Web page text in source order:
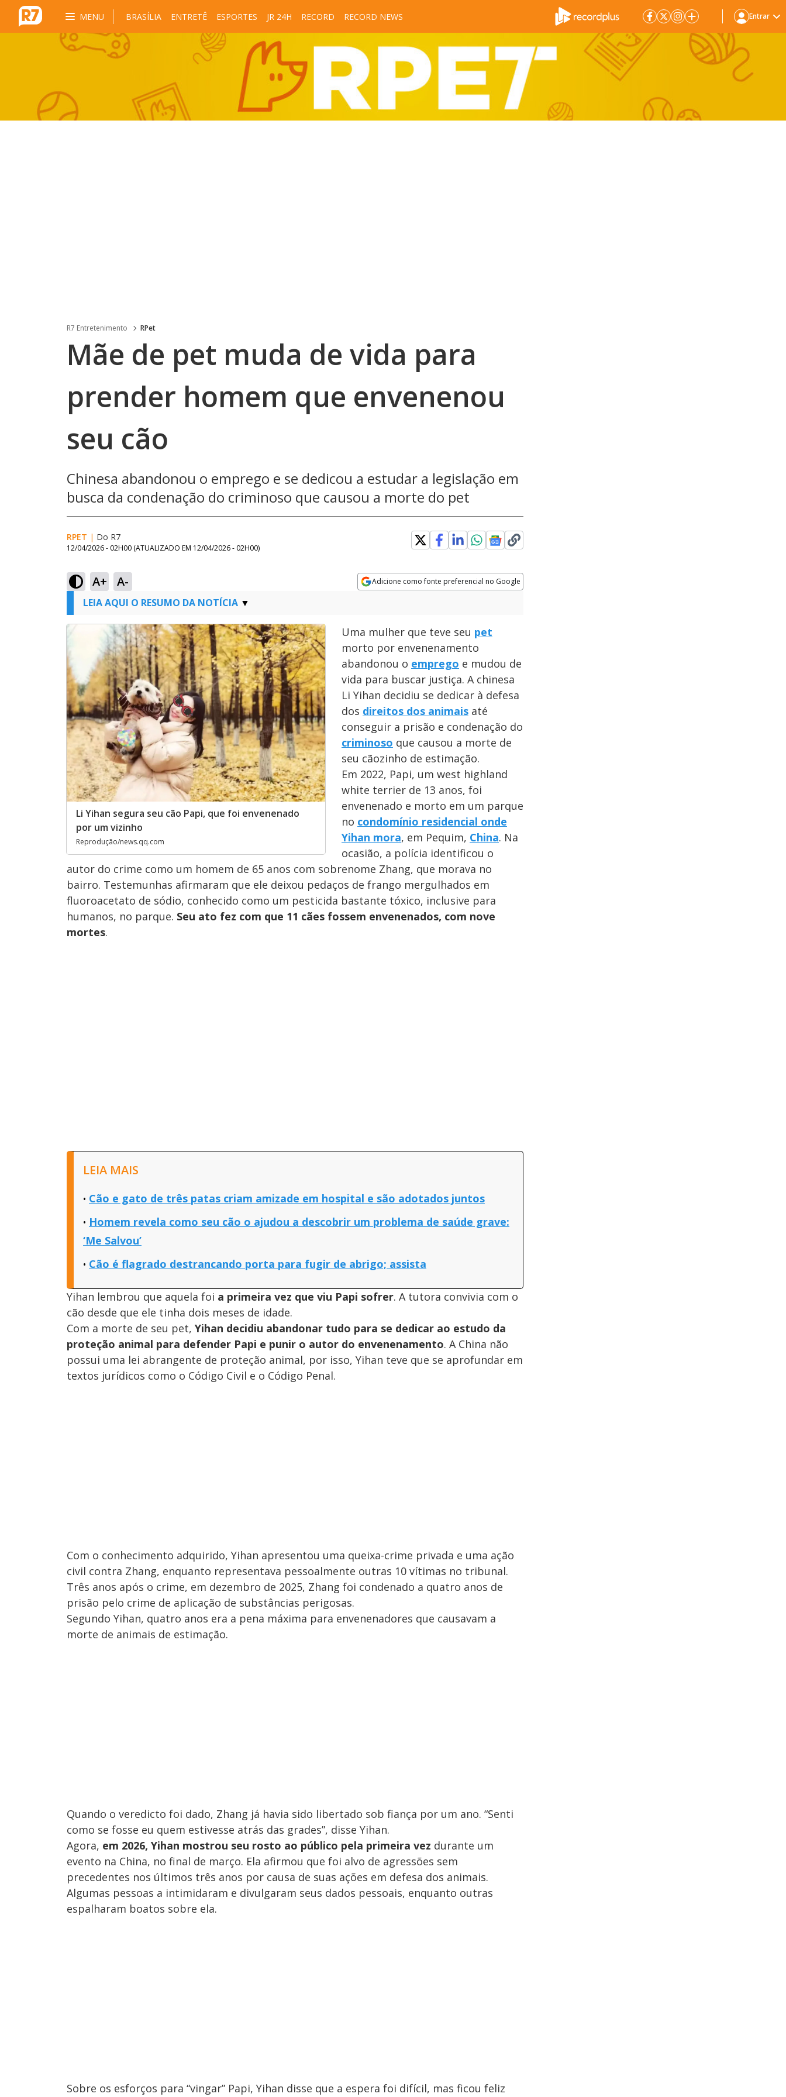
MENU BRASÍLIA ENTRETÊ ESPORTES JR 24H RECORD RECORD NEWS Entrar
R7 Entretenimento RPet
Mãe de pet muda de vida para
prender homem que envenenou
seu cão
Chinesa abandonou o emprego e se dedicou a estudar a legislação em
busca da condenação do criminoso que causou a morte do pet
RPET | Do R7
12/04/2026 - 02H00 (ATUALIZADO EM 12/04/2026 - 02H00)
A+ A- Adicione como fonte preferencial no Google
LEIA AQUI O RESUMO DA NOTÍCIA
Li Yihan segura seu cão Papi, que foi envenenado
por um vizinho
Reprodução/news.qq.com
Uma mulher que teve seu pet
morto por envenenamento
abandonou o emprego e mudou de
vida para buscar justiça. A chinesa
Li Yihan decidiu se dedicar à defesa
dos direitos dos animais até
conseguir a prisão e condenação do
criminoso que causou a morte de
seu cãozinho de estimação.
Em 2022, Papi, um west highland
white terrier de 13 anos, foi
envenenado e morto em um parque
no condomínio residencial onde
Yihan mora, em Pequim, China. Na
ocasião, a polícia identificou o
autor do crime como um homem de 65 anos com sobrenome Zhang, que morava no
bairro. Testemunhas afirmaram que ele deixou pedaços de frango mergulhados em
fluoroacetato de sódio, conhecido como um pesticida bastante tóxico, inclusive para
humanos, no parque. Seu ato fez com que 11 cães fossem envenenados, com nove
mortes.
LEIA MAIS
Cão e gato de três patas criam amizade em hospital e são adotados juntos
Homem revela como seu cão o ajudou a descobrir um problema de saúde grave:
‘Me Salvou’
Cão é flagrado destrancando porta para fugir de abrigo; assista
Yihan lembrou que aquela foi a primeira vez que viu Papi sofrer. A tutora convivia com o
cão desde que ele tinha dois meses de idade.
Com a morte de seu pet, Yihan decidiu abandonar tudo para se dedicar ao estudo da
proteção animal para defender Papi e punir o autor do envenenamento. A China não
possui uma lei abrangente de proteção animal, por isso, Yihan teve que se aprofundar em
textos jurídicos como o Código Civil e o Código Penal.
Com o conhecimento adquirido, Yihan apresentou uma queixa-crime privada e uma ação
civil contra Zhang, enquanto representava pessoalmente outras 10 vítimas no tribunal.
Três anos após o crime, em dezembro de 2025, Zhang foi condenado a quatro anos de
prisão pelo crime de aplicação de substâncias perigosas.
Segundo Yihan, quatro anos era a pena máxima para envenenadores que causavam a
morte de animais de estimação.
Quando o veredicto foi dado, Zhang já havia sido libertado sob fiança por um ano. “Senti
como se fosse eu quem estivesse atrás das grades”, disse Yihan.
Agora, em 2026, Yihan mostrou seu rosto ao público pela primeira vez durante um
evento na China, no final de março. Ela afirmou que foi alvo de agressões sem
precedentes nos últimos três anos por causa de suas ações em defesa dos animais.
Algumas pessoas a intimidaram e divulgaram seus dados pessoais, enquanto outras
espalharam boatos sobre ela.
Sobre os esforços para “vingar” Papi, Yihan disse que a espera foi difícil, mas ficou feliz